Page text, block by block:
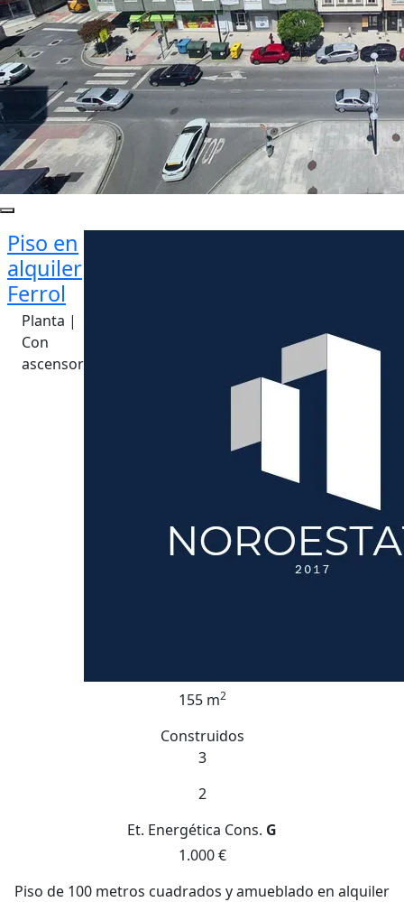
Piso en
alquiler
Ferrol
Planta |
Con
ascensor
155 m2
Construidos
3
2
Et. Energética Cons. G
1.000 €
Piso de 100 metros cuadrados y amueblado en alquiler